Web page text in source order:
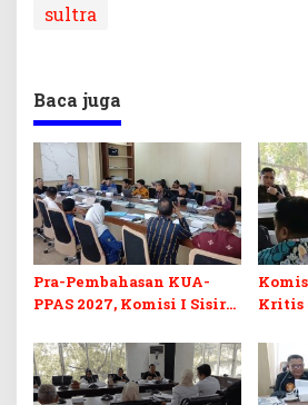
sultra
Baca juga
Pra-Pembahasan KUA-
PPAS 2027, Komisi I Sisir
Berkelanjutan
Kritis